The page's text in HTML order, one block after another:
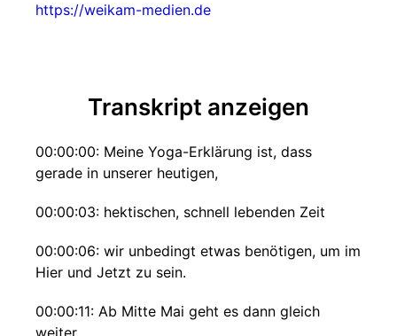
https://weikam-medien.de
Transkript anzeigen
00:00:00: Meine Yoga-Erklärung ist, dass
gerade in unserer heutigen,
00:00:03: hektischen, schnell lebenden Zeit
00:00:06: wir unbedingt etwas benötigen, um im
Hier und Jetzt zu sein.
00:00:11: Ab Mitte Mai geht es dann gleich
weiter.